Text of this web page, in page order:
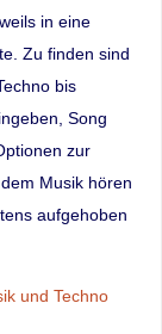
in eine
Zu finden sind
bis
Song
zur
Musik hören
aufgehoben
und Techno